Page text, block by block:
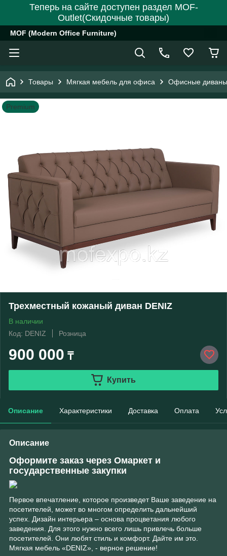
Теперь на сайте доступен раздел MOF-
Outlet(Скидочные товары)
MOF (Modern Office Furniture)
Товары Мягкая мебель для офиса Офисные диваны
Premium
Трехместный кожаный диван DENIZ
В наличии
Код: DENIZ
Розница
900 000 ₸
Купить
Описание Характеристики Доставка Оплата
Описание
Оформите заказ через Омаркет и
государственные закупки
Первое впечатление, которое произведет Ваше заведение на
посетителей, может во многом определить дальнейший
успех. Дизайн интерьера – основа процветания любого
заведения. Для этого нужно всего лишь привлечь больше
посетителей. Они любят стиль и комфорт. Дайте им это.
Мягкая мебель «DENIZ», - верное решение!